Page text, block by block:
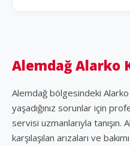
Alemdağ Alarko
Alemdağ bölgesindeki Alarko
yaşadığınız sorunlar için
servisi uzmanlarıyla tanışın.
karşılaşılan arızaları ve